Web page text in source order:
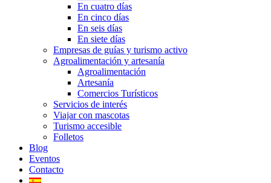
En cuatro días
En cinco días
En seis días
En siete días
Empresas de guías y turismo activo
Agroalimentación y artesanía
Agroalimentación
Artesanía
Comercios Turísticos
Servicios de interés
Viajar con mascotas
Turismo accesible
Folletos
Blog
Eventos
Contacto